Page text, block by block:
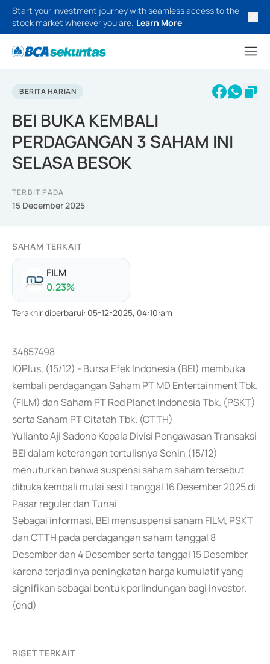
Start your investment journey with seamless access to the
stock market wherever you are. Learn More
BERITA HARIAN
BEI BUKA KEMBALI
PERDAGANGAN 3 SAHAM INI
SELASA BESOK
TERBIT PADA
15 December 2025
SAHAM TERKAIT
FILM
0.23%
Terakhir diperbarui: 05-12-2025, 04:10:am
34857498
IQPlus, (15/12) - Bursa Efek Indonesia (BEI) membuka
kembali perdagangan Saham PT MD Entertainment Tbk.
(FILM) dan Saham PT Red Planet Indonesia Tbk. (PSKT)
serta Saham PT Citatah Tbk. (CTTH)
Yulianto Aji Sadono Kepala Divisi Pengawasan Transaksi
BEI dalam keterangan tertulisnya Senin (15/12)
menuturkan bahwa suspensi saham saham tersebut
dibuka kembali mulai sesi I tanggal 16 Desember 2025 di
Pasar reguler dan Tunai
Sebagai informasi, BEI mensuspensi saham FILM, PSKT
dan CTTH pada perdagangan saham tanggal 8
Desember dan 4 Desember serta tanggal 15 Desember
karena terjadinya peningkatan harga kumulatif yang
signifikan sebagai bentuk perlindungan bagi Investor.
(end)
RISET TERKAIT